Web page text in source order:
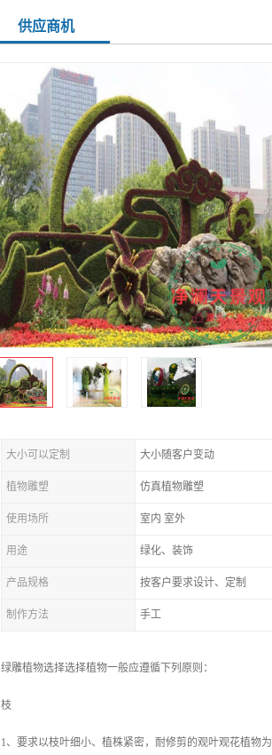
供应商机
大小可以定制 大小随客户变动
植物雕塑 仿真植物雕塑
使用场所 室内 室外
用途 绿化、装饰
产品规格 按客户要求设计、定制
制作方法 手工
绿雕植物选择选择植物一般应遵循下列原则：
枝
1、要求以枝叶细小、植株紧密，耐修剪的观叶观花植物